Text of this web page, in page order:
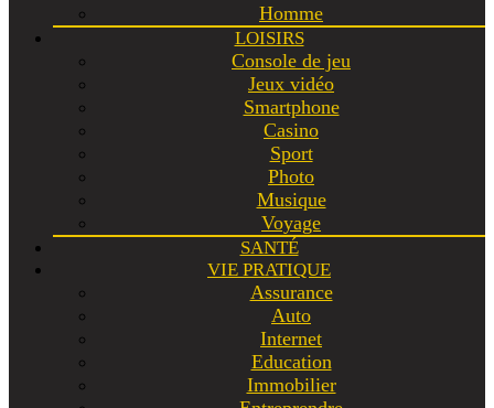
Homme
LOISIRS
Console de jeu
Jeux vidéo
Smartphone
Casino
Sport
Photo
Musique
Voyage
SANTÉ
VIE PRATIQUE
Assurance
Auto
Internet
Education
Immobilier